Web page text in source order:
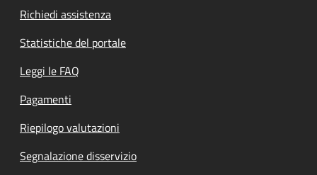
Richiedi assistenza
Statistiche del portale
Leggi le FAQ
Pagamenti
Riepilogo valutazioni
Segnalazione disservizio